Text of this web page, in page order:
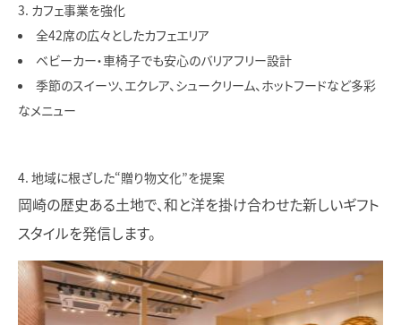
カフェ事業を強化
全42席の広々としたカフェエリア
ベビーカー・車椅子でも安心のバリアフリー設計
季節のスイーツ、エクレア、シュークリーム、ホットフードなど多彩
なメニュー
地域に根ざした“贈り物文化”を提案
岡崎の歴史ある土地で、和と洋を掛け合わせた新しいギフト
スタイルを発信します。